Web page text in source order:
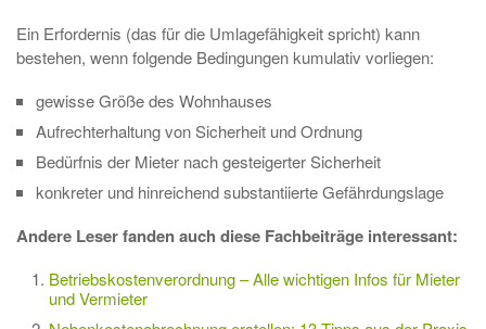
Ein Erfordernis (das für die Umlagefähigkeit spricht) kann
bestehen, wenn folgende Bedingungen kumulativ vorliegen:
gewisse Größe des Wohnhauses
Aufrechterhaltung von Sicherheit und Ordnung
Bedürfnis der Mieter nach gesteigerter Sicherheit
konkreter und hinreichend substantiierte Gefährdungslage
Andere Leser fanden auch diese Fachbeiträge interessant:
Betriebskostenverordnung – Alle wichtigen Infos für Mieter
und Vermieter